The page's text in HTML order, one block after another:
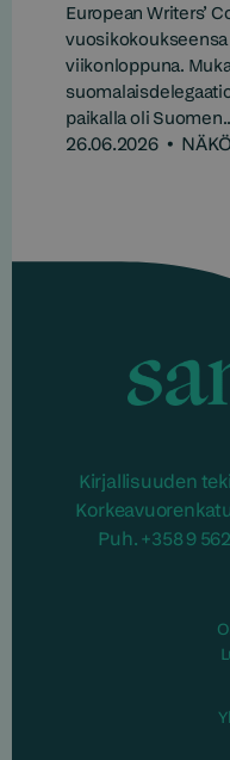
European Writers’
viikonloppuna.
paikalla oli
26.06.2026 •
Kirjallisuuden
Puh. +358 9